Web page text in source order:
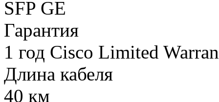
SFP GE
Гарантия
1 год Cisco Limited
Длина кабеля
40 км